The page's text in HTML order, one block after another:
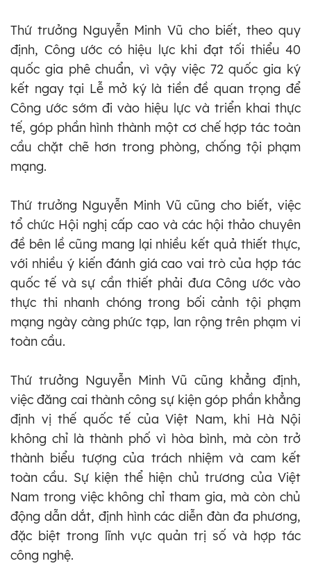
Thứ trưởng Nguyễn Minh Vũ cho biết, theo quy
định, Công ước có hiệu lực khi đạt tối thiểu 40
quốc gia phê chuẩn, vì vậy việc 72 quốc gia ký
kết ngay tại Lễ mở ký là tiền đề quan trọng để
Công ước sớm đi vào hiệu lực và triển khai thực
tế, góp phần hình thành một cơ chế hợp tác toàn
cầu chặt chẽ hơn trong phòng, chống tội phạm
mạng.
Thứ trưởng Nguyễn Minh Vũ cũng cho biết, việc
tổ chức Hội nghị cấp cao và các hội thảo chuyên
đề bên lề cũng mang lại nhiều kết quả thiết thực,
với nhiều ý kiến đánh giá cao vai trò của hợp tác
quốc tế và sự cần thiết phải đưa Công ước vào
thực thi nhanh chóng trong bối cảnh tội phạm
mạng ngày càng phức tạp, lan rộng trên phạm vi
toàn cầu.
Thứ trưởng Nguyễn Minh Vũ cũng khẳng định,
việc đăng cai thành công sự kiện góp phần khẳng
định vị thế quốc tế của Việt Nam, khi Hà Nội
không chỉ là thành phố vì hòa bình, mà còn trở
thành biểu tượng của trách nhiệm và cam kết
toàn cầu. Sự kiện thể hiện chủ trương của Việt
Nam trong việc không chỉ tham gia, mà còn chủ
động dẫn dắt, định hình các diễn đàn đa phương,
đặc biệt trong lĩnh vực quản trị số và hợp tác
công nghệ.